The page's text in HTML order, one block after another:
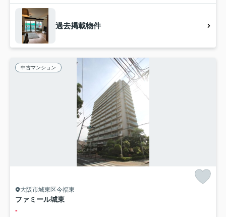
過去掲載物件
中古マンション
大阪市城東区今福東
ファミール城東
-